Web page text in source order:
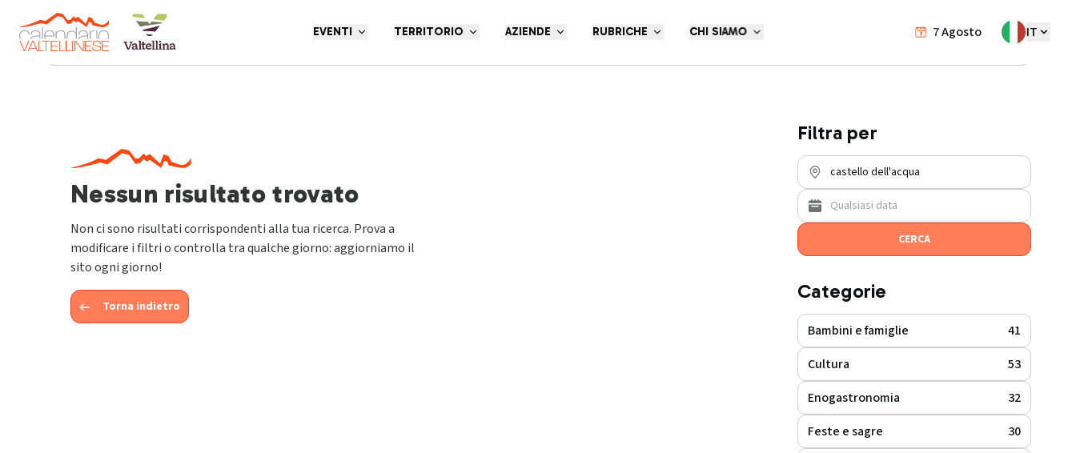
7Agosto IT
EVENTI TERRITORIO AZIENDE RUBRICHE CHI SIAMO
Torna indietro / castello-dell'acqua
Filtra per
CERCA
Categorie
Bambini e famiglie
41
Cultura
53
Enogastronomia
32
Feste e sagre
30
Nessun risultato trovato
Non ci sono risultati corrispondenti alla tua ricerca. Prova a
modificare i filtri o controlla tra qualche giorno: aggiorniamo il
sito ogni giorno!
Torna indietro